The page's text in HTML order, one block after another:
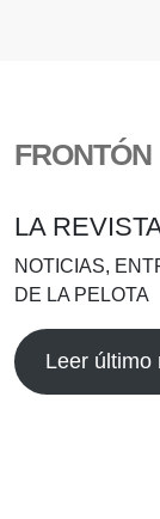
FRONTÓN
LA
NOTICIAS,
DE LA PELOTA
Leer último